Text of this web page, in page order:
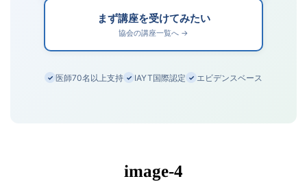
まず講座を受けてみたい
協会の講座一覧へ →
✓ 医師70名以上支持 ✓ IAYT国際認定 ✓ エビデンスベース
image-4